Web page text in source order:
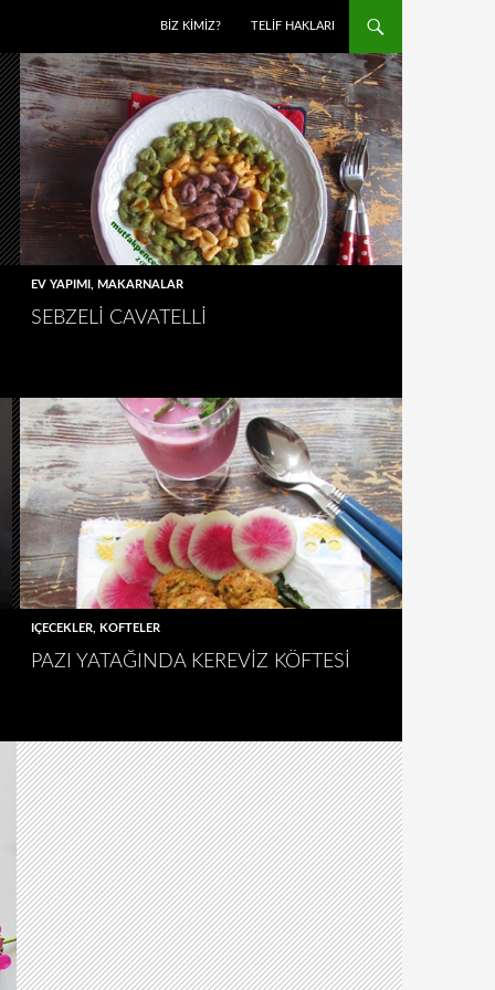
BIZ KIMIZ? TELIF HAKLARI
EV YAPIMI MAKARNALAR
SEBZELI CAVATELLI
IÇECEKLER KÖFTELER
PAZI YATAĞINDA KEREVIZ KÖFTESI